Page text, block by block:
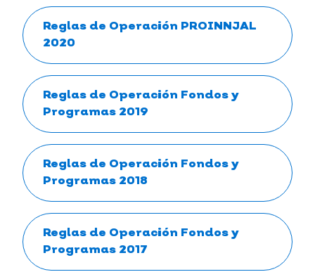
Reglas de Operación PROINNJAL
2020
Reglas de Operación Fondos y
Programas 2019
Reglas de Operación Fondos y
Programas 2018
Reglas de Operación Fondos y
Programas 2017